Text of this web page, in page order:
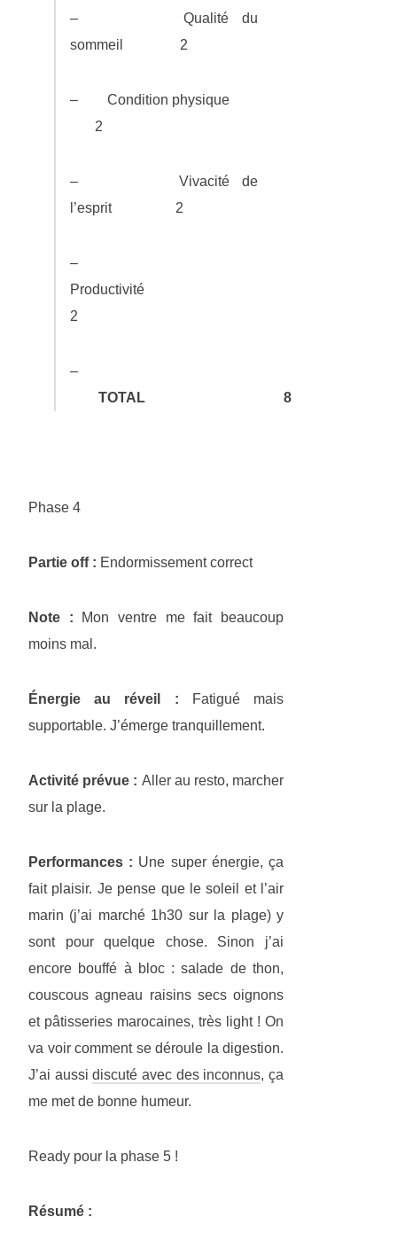
– Qualité du
sommeil 2
– Condition physique
2
– Vivacité de
l’esprit 2
–
Productivité
2
–
TOTAL
8
Phase 4
Partie off : Endormissement correct
Note : Mon ventre me fait beaucoup
moins mal.
Énergie au réveil : Fatigué mais
supportable. J’émerge tranquillement.
Activité prévue : Aller au resto, marcher
sur la plage.
Performances : Une super énergie, ça
fait plaisir. Je pense que le soleil et l’air
marin (j’ai marché 1h30 sur la plage) y
sont pour quelque chose. Sinon j’ai
encore bouffé à bloc : salade de thon,
couscous agneau raisins secs oignons
et pâtisseries marocaines, très light ! On
va voir comment se déroule la digestion.
J’ai aussidiscuté avec des inconnus, ça
me met de bonne humeur.
Ready pour la phase 5 !
Résumé :